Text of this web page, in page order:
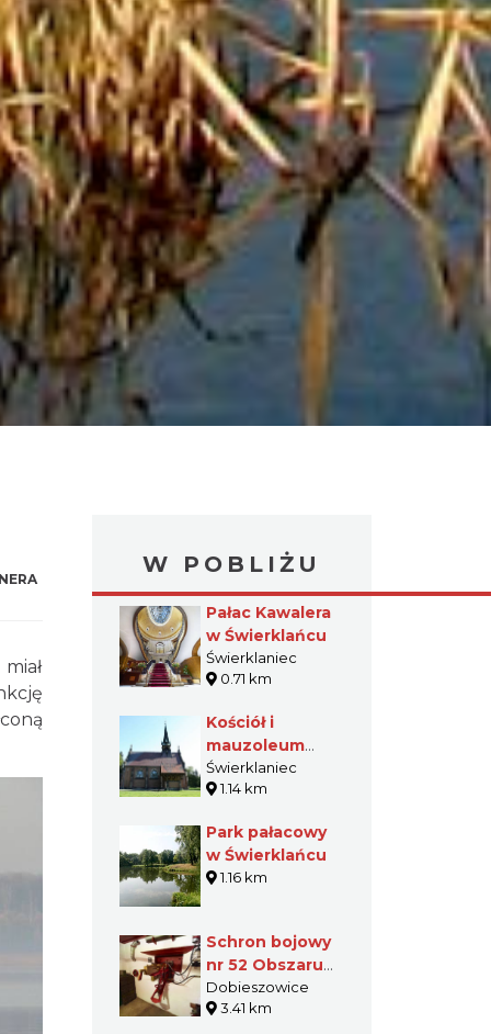
W POBLIŻU
Pałac Kawalera
w Świerklańcu
Świerklaniec
0.71 km
Kościół i
mauzoleum
Donnersmarcków
w Świerklańcu
Świerklaniec
1.14 km
Park pałacowy
w Świerklańcu
1.16 km
Schron bojowy
nr 52 Obszaru
Warownego
„Śląsk” w
Dobieszowice
3.41 km